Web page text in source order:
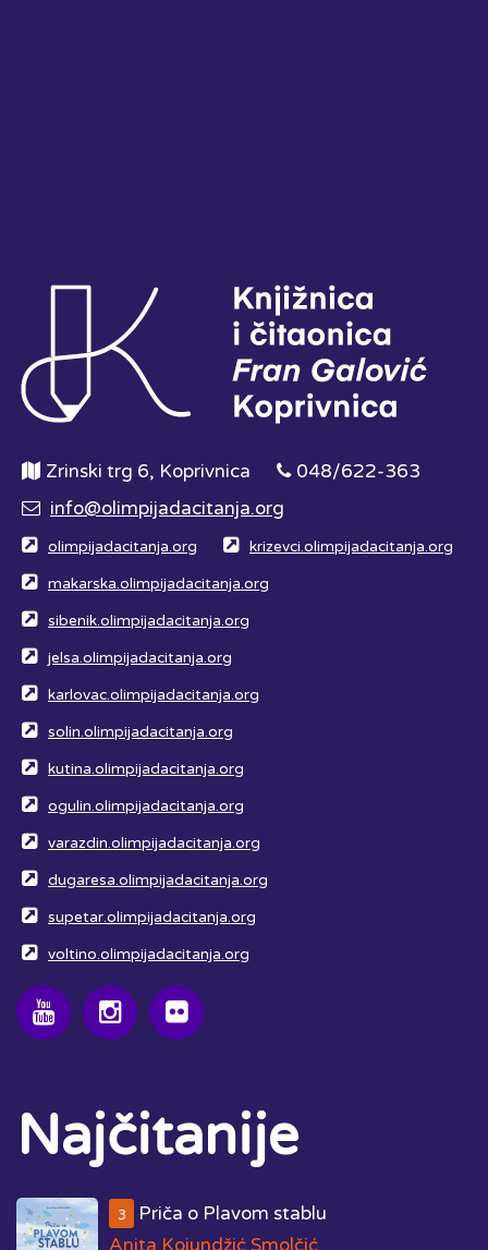
Zrinski trg 6, Koprivnica
048/622-363
info@olimpijadacitanja.org
olimpijadacitanja.org krizevci.olimpijadacitanja.org
makarska.olimpijadacitanja.org
sibenik.olimpijadacitanja.org
jelsa.olimpijadacitanja.org
karlovac.olimpijadacitanja.org
solin.olimpijadacitanja.org
kutina.olimpijadacitanja.org
ogulin.olimpijadacitanja.org
varazdin.olimpijadacitanja.org
dugaresa.olimpijadacitanja.org
supetar.olimpijadacitanja.org
voltino.olimpijadacitanja.org
Najčitanije
3
Priča o Plavom stablu